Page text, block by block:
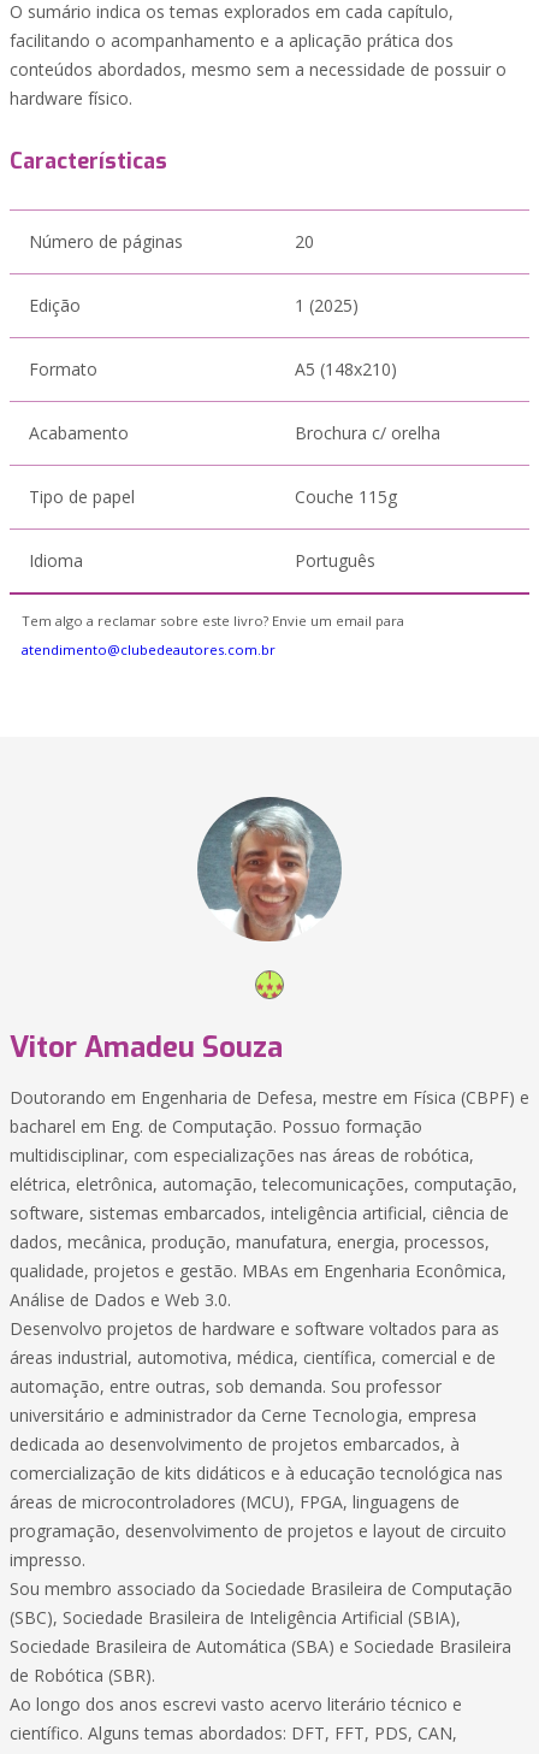
O sumário indica os temas explorados em cada capítulo,
facilitando o acompanhamento e a aplicação prática dos
conteúdos abordados, mesmo sem a necessidade de possuir o
hardware físico.
Características
Número de páginas 20
Edição 1 (2025)
Formato A5 (148x210)
Acabamento Brochura c/ orelha
Tipo de papel Couche 115g
Idioma Português
Tem algo a reclamar sobre este livro? Envie um email para
atendimento@clubedeautores.com.br
Vitor Amadeu Souza
Doutorando em Engenharia de Defesa, mestre em Física (CBPF) e
bacharel em Eng. de Computação. Possuo formação
multidisciplinar, com especializações nas áreas de robótica,
elétrica, eletrônica, automação, telecomunicações, computação,
software, sistemas embarcados, inteligência artificial, ciência de
dados, mecânica, produção, manufatura, energia, processos,
qualidade, projetos e gestão. MBAs em Engenharia Econômica,
Análise de Dados e Web 3.0.
Desenvolvo projetos de hardware e software voltados para as
áreas industrial, automotiva, médica, científica, comercial e de
automação, entre outras, sob demanda. Sou professor
universitário e administrador da Cerne Tecnologia, empresa
dedicada ao desenvolvimento de projetos embarcados, à
comercialização de kits didáticos e à educação tecnológica nas
áreas de microcontroladores (MCU), FPGA, linguagens de
programação, desenvolvimento de projetos e layout de circuito
impresso.
Sou membro associado da Sociedade Brasileira de Computação
(SBC), Sociedade Brasileira de Inteligência Artificial (SBIA),
Sociedade Brasileira de Automática (SBA) e Sociedade Brasileira
de Robótica (SBR).
Ao longo dos anos escrevi vasto acervo literário técnico e
científico. Alguns temas abordados: DFT, FFT, PDS, CAN,